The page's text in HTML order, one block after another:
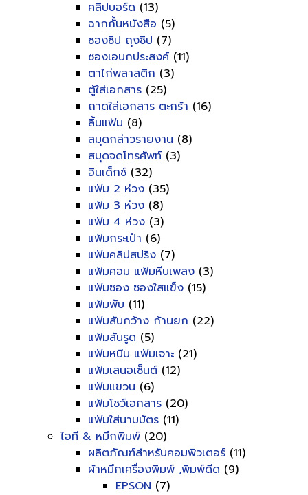
คลิปบอร์ด (13)
ฉากกั้นหนังสือ (5)
ซองซิป ถุงซิป (7)
ซองเอนกประสงค์ (11)
ตาไก่พลาสติก (3)
ตู้ใส่เอกสาร (25)
ถาดใส่เอกสาร ตะกร้า (16)
ลิ้นแฟ้ม (8)
สมุดกล่าวรายงาน (8)
สมุดจดโทรศัพท์ (3)
อินเด็กซ์ (32)
แฟ้ม 2 ห่วง (35)
แฟ้ม 3 ห่วง (8)
แฟ้ม 4 ห่วง (3)
แฟ้มกระเป๋า (6)
แฟ้มคลิปสปริง (7)
แฟ้มคอม แฟ้มหีบเพลง (3)
แฟ้มซอง ซองใสแข็ง (15)
แฟ้มพับ (11)
แฟ้มสันกว้าง ก้านยก (22)
แฟ้มสันรูด (5)
แฟ้มหนีบ แฟ้มเจาะ (21)
แฟ้มเสนอเซ็นต์ (12)
แฟ้มแขวน (6)
แฟ้มโชว์เอกสาร (20)
แฟ้มใส่นามบัตร (11)
ไอที & หมึกพิมพ์ (20)
ผลิตภัณฑ์สำหรับคอมพิวเตอร์ (11)
ผ้าหมึกเครื่องพิมพ์ ,พิมพ์ดีด (9)
EPSON (7)